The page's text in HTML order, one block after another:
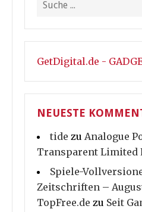
GetDigital.de -
NEUESTE
tide zu Analogue
Transparent Limited
Spiele-
Zeitschriften –
TopFree.de zu Seit